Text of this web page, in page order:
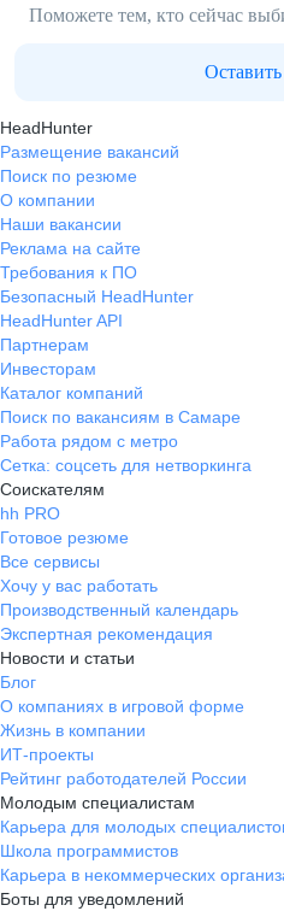
Поможете тем, кто сейчас
HeadHunter
Размещение вакансий
Поиск по резюме
О компании
Наши вакансии
Реклама на сайте
Требования к ПО
Безопасный HeadHunter
HeadHunter API
Партнерам
Инвесторам
Каталог компаний
Поиск по вакансиям в Самаре
Работа рядом с метро
Сетка: соцсеть для нетворкинга
Соискателям
hh PRO
Готовое резюме
Все сервисы
Хочу у вас работать
Производственный календарь
Экспертная рекомендация
Новости и статьи
Блог
О компаниях в игровой форме
Жизнь в компании
ИТ-проекты
Рейтинг работодателей России
Молодым специалистам
Карьера для молодых
Школа программистов
Карьера в некоммерческих
Боты для уведомлений